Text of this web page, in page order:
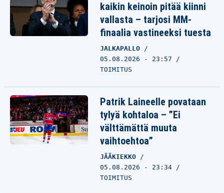
kaikin keinoin pitää kiinni
vallasta – tarjosi MM-
finaalia vastineeksi tuesta
JALKAPALLO
05.08.2026 - 23:57
TOIMITUS
Patrik Laineelle povataan
tylyä kohtaloa – ”Ei
välttämättä muuta
vaihtoehtoa”
JÄÄKIEKKO
05.08.2026 - 23:34
TOIMITUS